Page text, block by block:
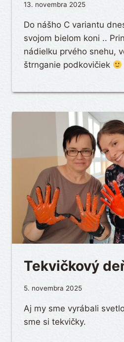
13. novembra 2025
Do nášho C variantu
svojom bielom koni ..
nádielku prvého snehu,
štrnganie podkovičiek
Tekvičkový
5. novembra 2025
Aj my sme vyrábali
sme si tekvičky.